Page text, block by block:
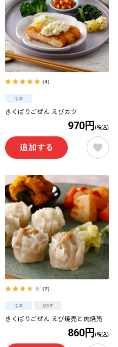
（4）
きくばりごぜん えびカツ
970円 (税込)
（7）
きくばりごぜん えび焼売と肉焼売
860円 (税込)